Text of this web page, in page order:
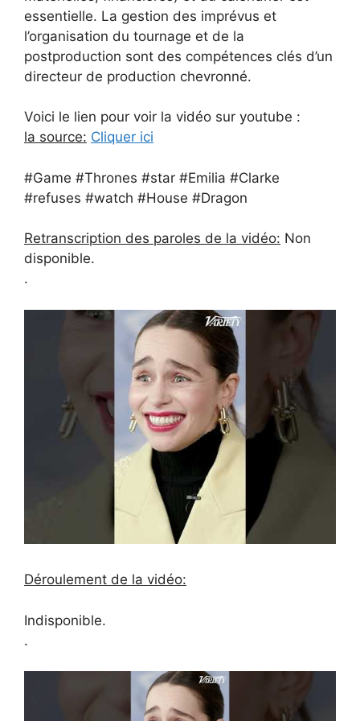
essentielle. La gestion des imprévus et
l’organisation du tournage et de la
postproduction sont des compétences clés d’un
directeur de production chevronné.
Voici le lien pour voir la vidéo sur youtube :
la source: Cliquer ici
#Game #Thrones #star #Emilia #Clarke
#refuses #watch #House #Dragon
Retranscription des paroles de la vidéo: Non
disponible.
.
Déroulement de la vidéo:
Indisponible.
.